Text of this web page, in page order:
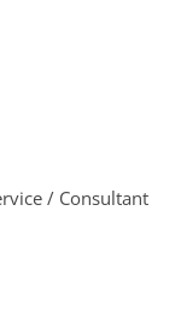
/ Consultant